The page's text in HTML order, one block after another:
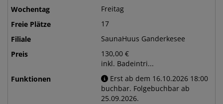
Freitag
17
SaunaHuus Ganderkesee
130,00 €
inkl. Badeintri...
Erst ab dem 16.10.2026 18:00
buchbar. Folgebuchbar ab
25.09.2026.